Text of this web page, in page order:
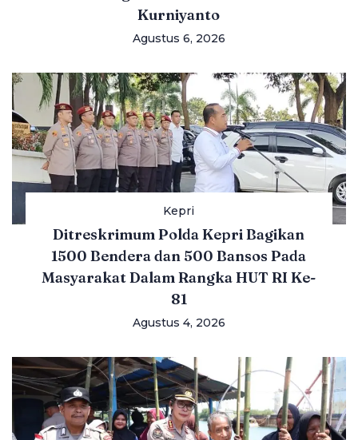
Kurniyanto
Agustus 6, 2026
Kepri
Ditreskrimum Polda Kepri Bagikan
1500 Bendera dan 500 Bansos Pada
Masyarakat Dalam Rangka HUT RI Ke-
81
Agustus 4, 2026